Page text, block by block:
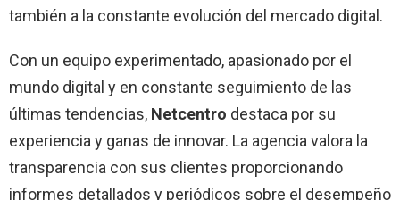
también a la constante evolución del mercado digital.
Con un equipo experimentado, apasionado por el
mundo digital y en constante seguimiento de las
últimas tendencias, Netcentro destaca por su
experiencia y ganas de innovar. La agencia valora la
transparencia con sus clientes proporcionando
informes detallados y periódicos sobre el desempeño